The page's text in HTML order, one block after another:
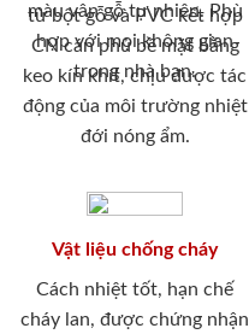
màu vân gỗ tự nhiên. Phù
hợp với mọi không gian
trong nhà bạn.
từ bột gỗ và PVC kết hợp
CN cán phủ bề mặt bằng
keo kín khít, chịu được tác
động của môi trường nhiệt
đới nóng ẩm.
Vật liệu chống cháy
Cách nhiệt tốt, hạn chế
cháy lan, được chứng nhận